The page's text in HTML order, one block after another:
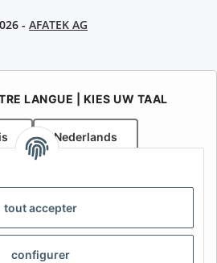
tout accepter
configurer
- AFATEK AG
LANGUE | KIES UW TAAL
Nederlands
voor aanhangwagens
info@afatek.com